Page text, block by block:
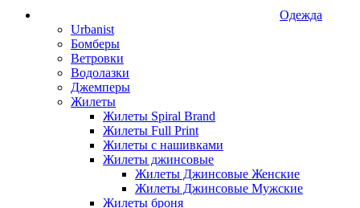
Одежда
Urbanist
Бомберы
Ветровки
Водолазки
Джемперы
Жилеты
Жилеты Spiral Brand
Жилеты Full Print
Жилеты с нашивками
Жилеты джинсовые
Жилеты Джинсовые Женские
Жилеты Джинсовые Мужские
Жилеты броня